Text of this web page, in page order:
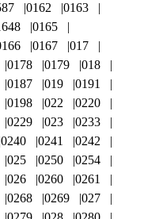
0162
0163
0165
0167
017
0178 0179
018
0187 019
0191
0198 022
0220
0229 023
0233
0240 0241
0242
025 0250
0254
026 0260
0261
0268 0269
027